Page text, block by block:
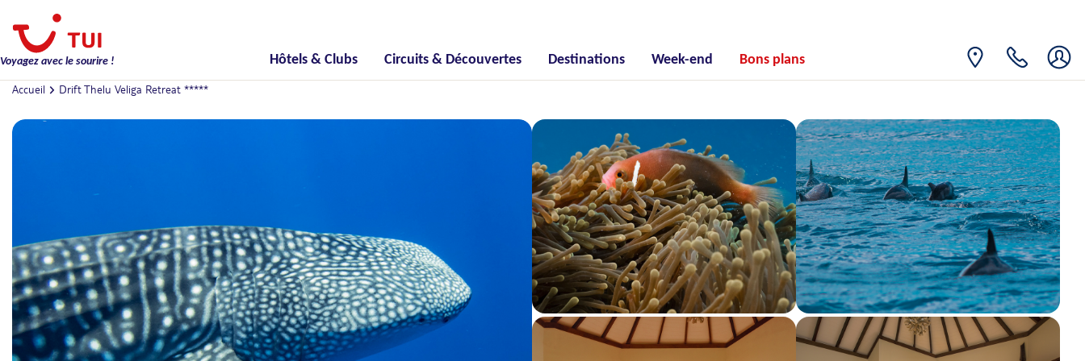
Voyagez avec le sourire ! Hôtels & Clubs Circuits & Découvertes Destinations Week-end Bons plans
Accueil Drift Thelu Veliga Retreat *****
Retour le
MAR.
08
SEPT.
2269€/pers.
Retour le
13/09/2026
MER.
09
SEPT.
2157€/pers.
Retour le
14/09/2026
JEU.
10
SEPT.
2279€/pers.
Retour le
15/09/2026
VEN.
11
SEPT.
2185€/pers.
Retour le
16/09/2026